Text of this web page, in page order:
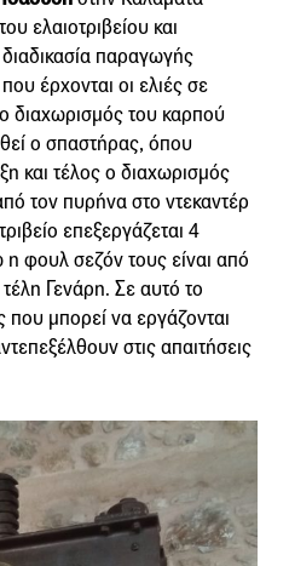
ελαιοτριβείου και
παραγωγής
έρχονται οι ελιές σε
διαχωρισμός του καρπού
ο σπαστήρας, όπου
και τέλος ο διαχωρισμός
τον πυρήνα στο ντεκαντέρ
επεξεργάζεται 4
φουλ σεζόν τους είναι από
Γενάρη. Σε αυτό το
μπορεί να εργάζονται
στις απαιτήσεις